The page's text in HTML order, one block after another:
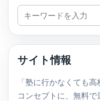
ペ
ー
ジ
送
り
サ
イ
ト
検
索
サイト情報
「塾に行かなくても
コンセプトに、無料で